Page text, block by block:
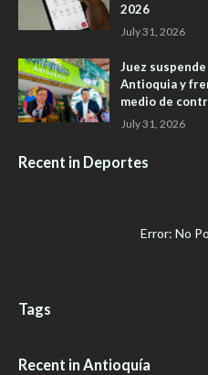
2026
July 31, 2026
Juez
Antioquia y
medio de
July 31, 2026
Recent in Deportes
Error: No
Tags
Recent in Antioquía